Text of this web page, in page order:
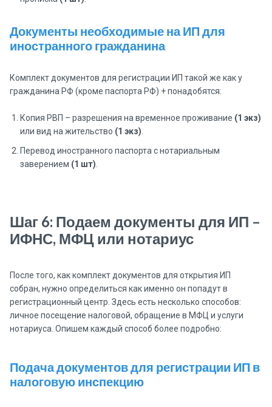
Документы необходимые на ИП для
иностранного гражданина
Комплект документов для регистрации ИП такой же как у
гражданина РФ (кроме паспорта РФ) + понадобятся:
Копия РВП – разрешения на временное проживание (1 экз)
или вид на жительство (1 экз)
Перевод иностранного паспорта с нотариальным
заверением (1 шт)
Шаг 6: Подаем документы для ИП –
ИФНС, МФЦ или нотариус
После того, как комплект документов для открытия ИП
собран, нужно определиться как именно он попадут в
регистрационный центр. Здесь есть несколько способов:
личное посещение налоговой, обращение в МФЦ и услуги
нотариуса. Опишем каждый способ более подробно:
Подача документов для регистрации ИП в
налоговую инспекцию